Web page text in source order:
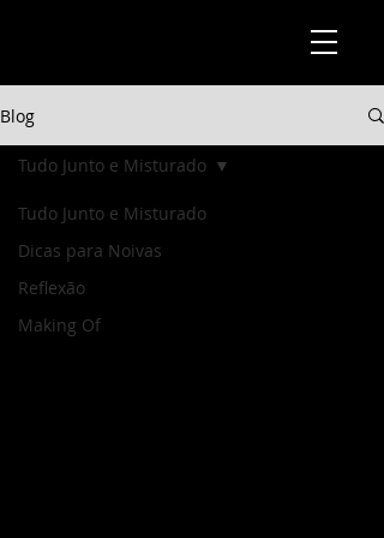
Blog
Tudo Junto e Misturado
Dicas para Noivas
Reflexão
Making Of
Tudo Junto e Misturado